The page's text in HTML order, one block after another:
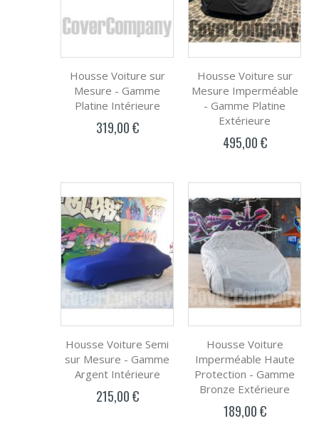
Housse Voiture sur
Mesure - Gamme
Platine Intérieure
319,00 €
Housse Voiture sur
Mesure Imperméable
- Gamme Platine
Extérieure
495,00 €
Housse Voiture Semi
sur Mesure - Gamme
Argent Intérieure
215,00 €
Housse Voiture
Imperméable Haute
Protection - Gamme
Bronze Extérieure
189,00 €